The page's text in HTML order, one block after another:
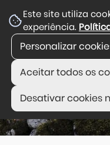
Este site utiliza
experiência.
Personalizar
Aceitar todos os
Desativar cookies